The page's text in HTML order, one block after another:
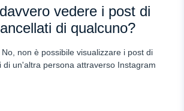
vedere i post di
di qualcuno?
No, non è possibile visualizzare i post di
di un'altra persona attraverso Instagram